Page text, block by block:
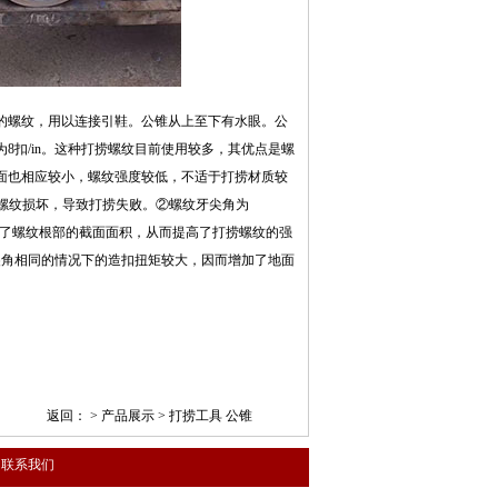
纹，用以连接引鞋。公锥从上至下有水眼。公
扣/in。这种打捞螺纹目前使用较多，其优点是螺
相应较小，螺纹强度较低，不适于打捞材质较
纹损坏，导致打捞失败。②螺纹牙尖角为
螺纹根部的截面面积，从而提高了打捞螺纹的强
相同的情况下的造扣扭矩较大，因而增加了地面
返回： > 产品展示> 打捞工具 公锥
联系我们